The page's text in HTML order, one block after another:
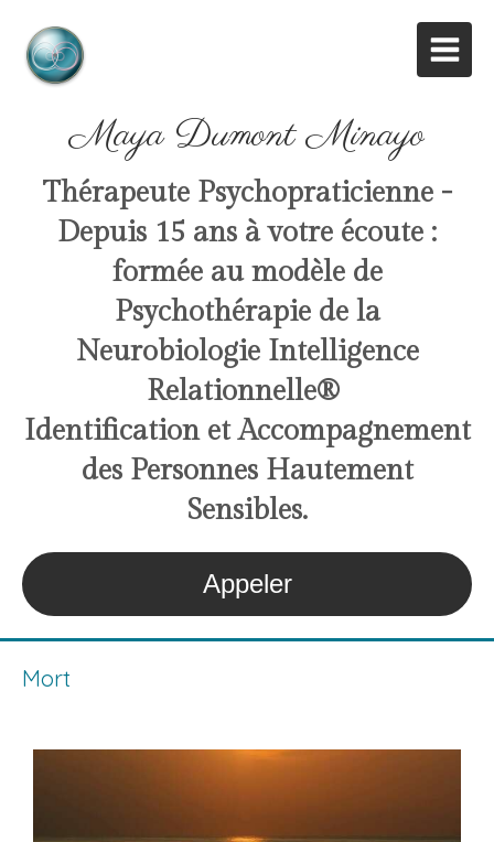
Maya Dumont Minayo
Thérapeute Psychopraticienne -
Depuis 15 ans à votre écoute :
formée au modèle de
Psychothérapie de la
Neurobiologie Intelligence
Relationnelle®
Identification et Accompagnement
des Personnes Hautement
Sensibles.
Appeler
Mort